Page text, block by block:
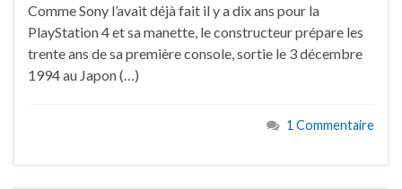
Comme Sony l’avait déjà fait il y a dix ans pour la
PlayStation 4 et sa manette, le constructeur prépare les
trente ans de sa première console, sortie le 3 décembre
1994 au Japon (…)
1 Commentaire